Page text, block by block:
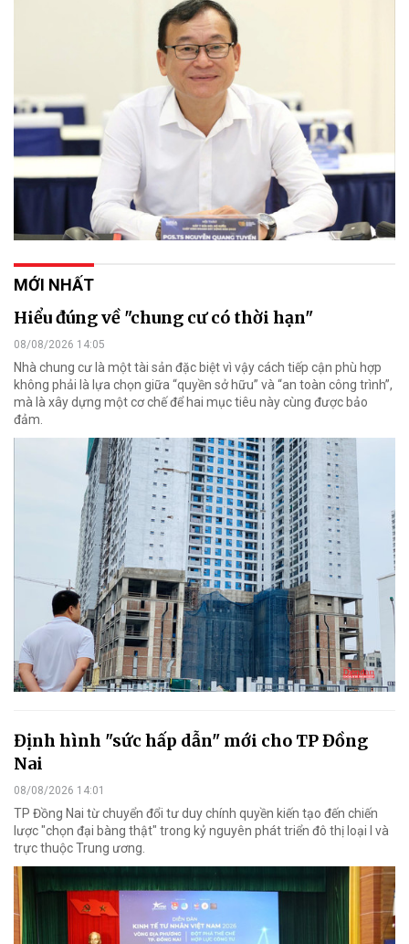
MỚI NHẤT
Hiểu đúng về "chung cư có thời hạn"
08/08/2026 14:05
Nhà chung cư là một tài sản đặc biệt vì vậy cách tiếp cận phù hợp
không phải là lựa chọn giữa “quyền sở hữu” và “an toàn công trình”,
mà là xây dựng một cơ chế để hai mục tiêu này cùng được bảo
đảm.
Định hình "sức hấp dẫn" mới cho TP Đồng
Nai
08/08/2026 14:01
TP Đồng Nai từ chuyển đổi tư duy chính quyền kiến tạo đến chiến
lược "chọn đại bàng thật" trong kỷ nguyên phát triển đô thị loại I và
trực thuộc Trung ương.